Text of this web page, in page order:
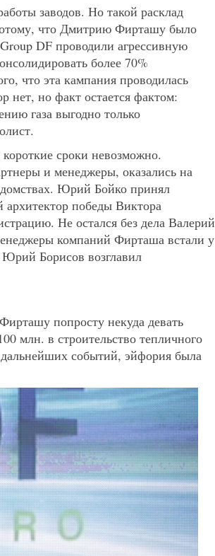
заводов. Но такой расклад
что Дмитрию Фирташу было
DF проводили агрессивную
более 70%
что эта кампания проводилась
нет, но факт остается фактом:
газа выгодно только
короткие сроки невозможно.
и менеджеры, оказались на
Юрий Бойко принял
архитектор победы Виктора
Не остался без дела Валерий
компаний Фирташа встали у
Борисов возглавил
попросту некуда девать
млн. в строительство тепличного
событий, эйфория была